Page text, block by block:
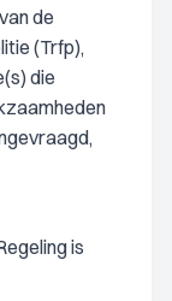
de
(Trfp),
die
is